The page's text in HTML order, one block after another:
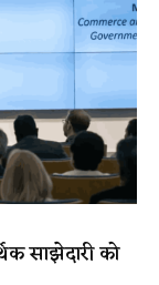
साझेदारी को